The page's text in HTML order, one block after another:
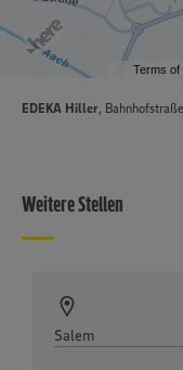
Terms of
EDEKA Hiller,
Weitere Stellen
Salem